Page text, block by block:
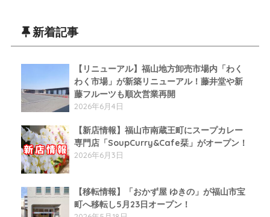
新着記事
【リニューアル】福山地方卸売市場内「わく
わく市場」が新築リニューアル！藤井堂や新
藤フルーツも順次営業再開
2026年6月4日
【新店情報】福山市南蔵王町にスープカレー
専門店「SoupCurry&Cafe栞」がオープン！
2026年6月3日
【移転情報】「おかず屋 ゆきの」が福山市宝
町へ移転し5月23日オープン！